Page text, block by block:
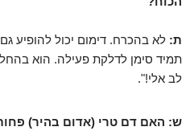
ת: לא בהכרח. דימום יכול להופיע
תמיד סימן לדלקת פעילה. הוא
לב אלי!".
ש: האם דם טרי (אדום בהיר)